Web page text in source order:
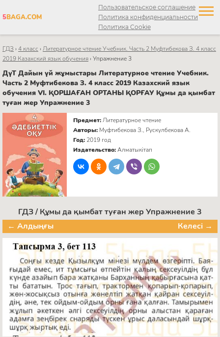
5BAGA.COM
Пользовательское соглашение
Политика конфиденциальности
Политика Cookie
ГДЗ ›4 класс ›Литературное чтение Учебник. Часть 2 Муфтибекова З. 4 класс
2019 Казахский язык обучения›Упражнение 3
ДүТ Дайын үй жұмыстары Литературное чтение Учебник.
Часть 2 Муфтибекова З. 4 класс 2019 Казахский язык
обучения VI. ҚОРШАҒАН ОРТАНЫ ҚОРҒАУ Құмы да қымбат
туған жер Упражнение 3
Предмет:Литературное чтение
Авторы: Муфтибекова З., Рускулбекова А.
Год: 2019 год
Издательство:Алматыкітап
ГДЗ / Құмы да қымбат туған жер Упражнение 3
← Алдыңғы
Келесі →